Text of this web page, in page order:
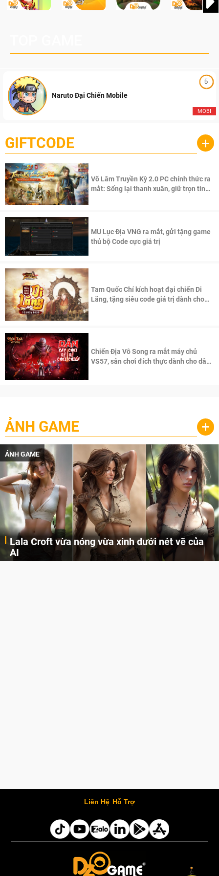
5
MOBI
Naruto Đại Chiến Mobile
GIFTCODE +
Võ Lâm Truyền Kỳ 2.0 PC chính thức ra
mắt: Sống lại thanh xuân, giữ trọn tinh
MU Lục Địa VNG ra mắt, gửi tặng game
thủ bộ Code cực giá trị
Tam Quốc Chí kích hoạt đại chiến Di
Lăng, tặng siêu code giá trị dành cho
Chiến Địa Vô Song ra mắt máy chủ
VS57, sân chơi đích thực dành cho dân
ẢNH GAME +
ẢNH GAME
Lala Croft vừa nóng vừa xinh dưới nét vẽ của
AI
Liên Hệ Hỗ Trợ